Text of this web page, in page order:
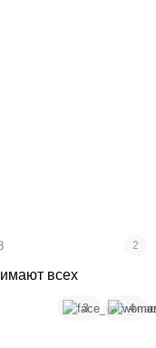
2
всех
3 4